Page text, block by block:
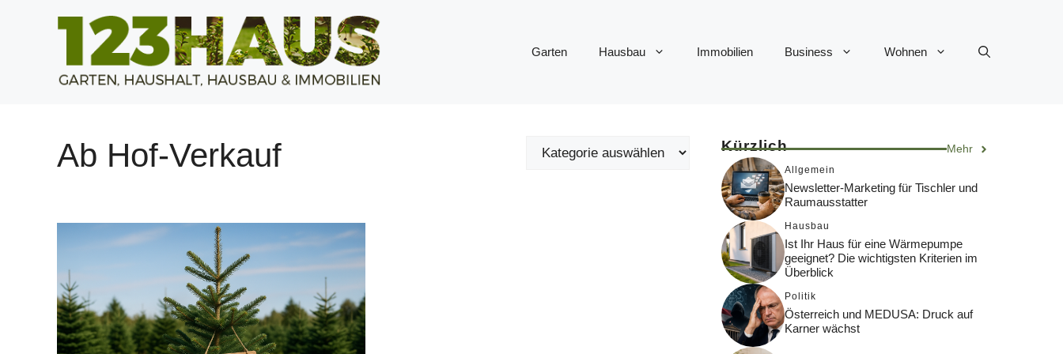
Garten Hausbau Immobilien Business Wohnen
Ab Hof-Verkauf Kürzlich Mehr
Allgemein
Newsletter-Marketing für Tischler und
Raumausstatter
Hausbau
Ist Ihr Haus für eine Wärmepumpe
geeignet? Die wichtigsten Kriterien im
Überblick
Politik
Österreich und MEDUSA: Druck auf
Karner wächst